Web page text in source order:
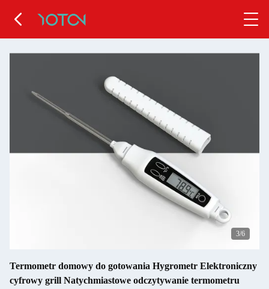
4/6
Termometr domowy do gotowania Hygrometr Elektroniczny
cyfrowy grill Natychmiastowe odczytywanie termometru